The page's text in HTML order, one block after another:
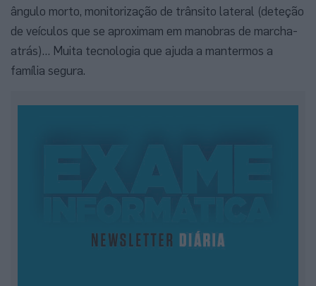
ângulo morto, monitorização de trânsito lateral (deteção
de veículos que se aproximam em manobras de marcha-
atrás)… Muita tecnologia que ajuda a mantermos a
família segura.